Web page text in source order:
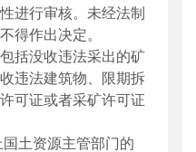
进行审核。未经法制
得作出决定。
括没收违法采出的矿
违法建筑物、限期拆
可证或者采矿许可证
土资源主管部门的